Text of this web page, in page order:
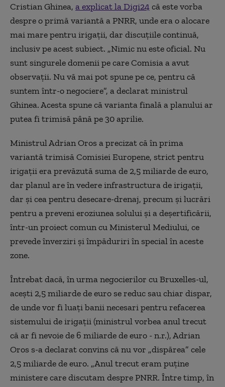
Cristian Ghinea, a explicat la Digi24 că este vorba
despre o primă variantă a PNRR, unde era o alocare
mai mare pentru irigații, dar discuțiile continuă,
inclusiv pe acest subiect. „Nimic nu este oficial. Nu
sunt singurele domenii pe care Comisia a avut
observații. Nu vă mai pot spune pe ce, pentru că
suntem într-o negociere”, a declarat ministrul
Ghinea. Acesta spune că varianta finală a planului ar
putea fi trimisă până pe 30 aprilie.
Ministrul Adrian Oros a precizat că în prima
variantă trimisă Comisiei Europene, strict pentru
irigații era prevăzută suma de 2,5 miliarde de euro,
dar planul are în vedere infrastructura de irigații,
dar și cea pentru desecare-drenaj, precum și lucrări
pentru a preveni eroziunea solului și a deșertificării,
într-un proiect comun cu Ministerul Mediului, ce
prevede înverziri și împăduriri în special în aceste
zone.
Întrebat dacă, în urma negocierilor cu Bruxelles-ul,
acești 2,5 miliarde de euro se reduc sau chiar dispar,
de unde vor fi luați banii necesari pentru refacerea
sistemului de irigații (ministrul vorbea anul trecut
că ar fi nevoie de 6 miliarde de euro - n.r.), Adrian
Oros s-a declarat convins că nu vor „dispărea” cele
2,5 miliarde de euro. „Anul trecut eram puține
ministere care discutam despre PNRR. Între timp, în